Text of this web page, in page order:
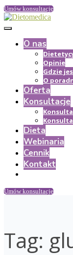
Umów konsultację
O nas
Opinie
Gdzie
O
Oferta
Konsultacje
Dieta
Webinaria
Cennik
Kontakt
Umów konsultację
Tag: